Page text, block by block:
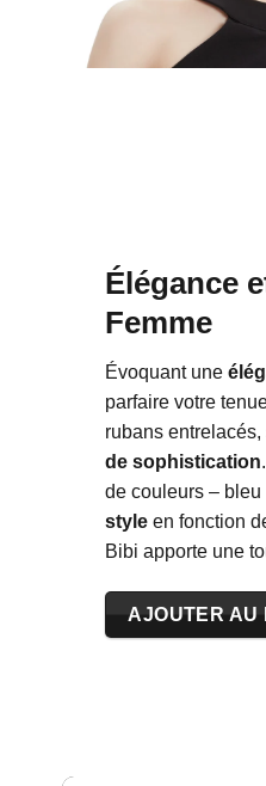
Élégance
Femme
Évoquant une
parfaire votre
rubans
de sophistication
de couleurs –
styleen fonction
Bibi apporte une
AJOUTER AU